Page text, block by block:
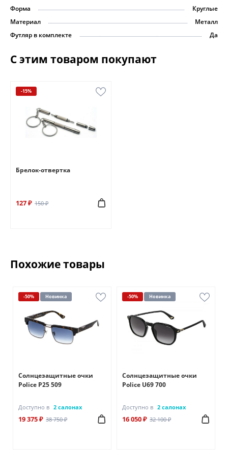
Форма
Круглые
Материал
Металл
Футляр в комплекте
Да
С этим товаром покупают
-15%
Брелок-отвертка
127 ₽ 150 ₽
Похожие товары
-50% Новинка
Солнцезащитные очки
Police P25 509
Доступно в 2 салонах
19 375 ₽ 38 750 ₽
-50% Новинка
Солнцезащитные очки
Police U69 700
Доступно в 2 салонах
16 050 ₽ 32 100 ₽